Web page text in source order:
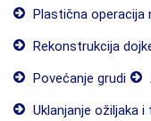
Plastična operacija
Rekonstrukcija
Povećanje grudi
Uklanjanje ožiljaka i